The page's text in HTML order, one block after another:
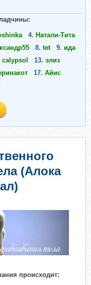
4. Натали-Тита
8. tet 9. ида
calypsol 13. элиз
17. Айис
(Алока
происходит: